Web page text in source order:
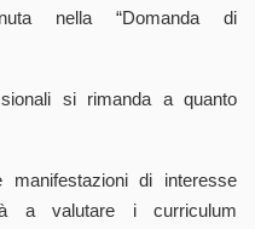
nella “Domanda di
si rimanda a quanto
di interesse
a valutare i curriculum